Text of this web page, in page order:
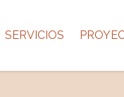
SERVICIOS